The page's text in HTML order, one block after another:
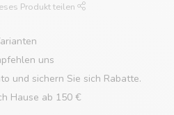
Produkt teilen
uns
und sichern Sie sich Rabatte.
Hause ab 150 €